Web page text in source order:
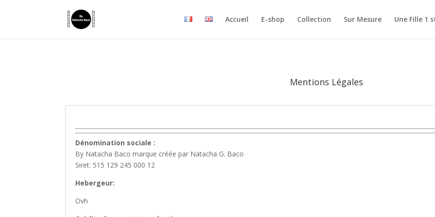
Accueil E-shop Collection Sur Mesure Une Fille 1
Mentions Légales
Dénomination sociale :
By Natacha Baco marque créée par Natacha G. Baco
Siret: 515 129 245 000 12
Hebergeur:
Ovh